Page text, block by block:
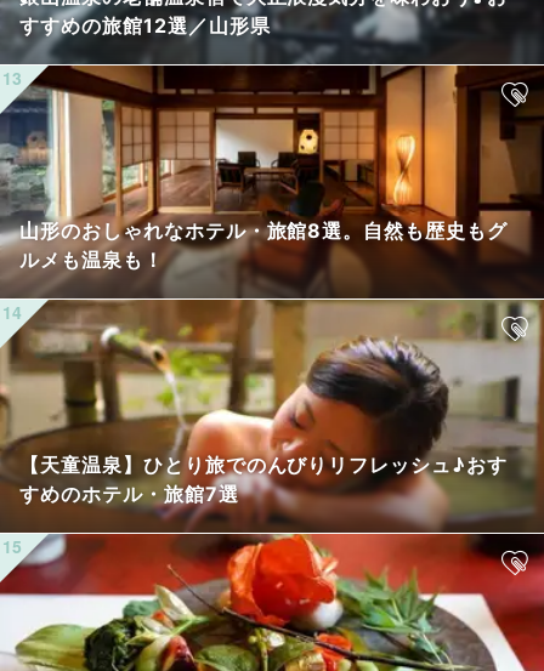
すすめの旅館12選／山形県
山形のおしゃれなホテル・旅館8選。自然も歴史もグ
ルメも温泉も！
【天童温泉】ひとり旅でのんびりリフレッシュ♪おす
すめのホテル・旅館7選